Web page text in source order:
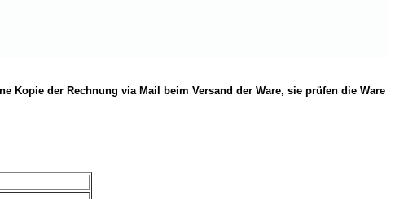
Kopie der Rechnung via Mail beim Versand der Ware, sie prüfen die Ware